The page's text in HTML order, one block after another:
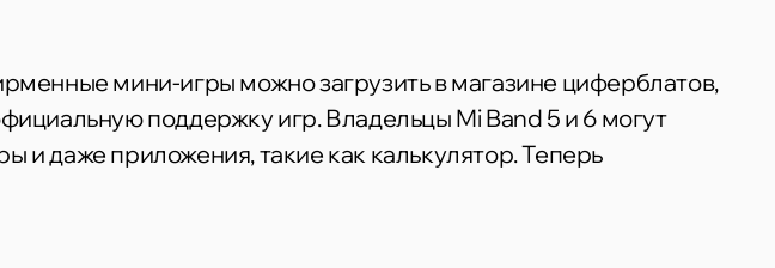
мини-игры можно загрузить в магазине циферблатов,
поддержку игр. Владельцы Mi Band 5 и 6 могут
и даже приложения, такие как калькулятор. Теперь